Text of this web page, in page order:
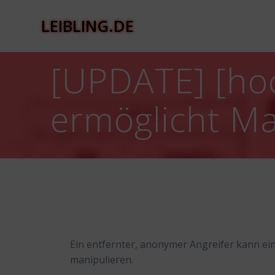
LEIBLING.DE
[UPDATE]
ermöglicht
Ein entfernter, anonymer Angreifer kann
manipulieren.